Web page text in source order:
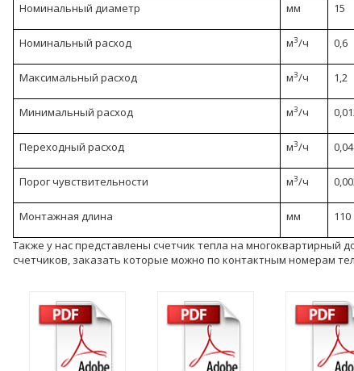
Номинальный диаметр мм 15
Номинальный расход м3/ч 0,6
Максимальный расход м3/ч 1,2
Минимальный расход м3/ч
Переходный расход м3/ч
Порог чувствительности м3/ч
Монтажная длина мм 110
Также у нас представлены счетчик тепла на многоквартирный
счетчиков, заказать которые можно по контактным номерам